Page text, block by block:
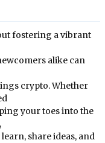
fostering a vibrant
alike can
crypto. Whether
your toes into the
share ideas, and